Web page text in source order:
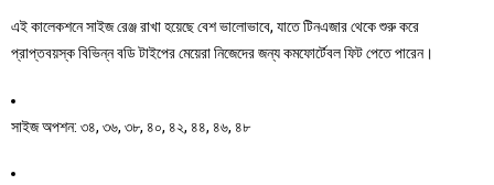
এই কালেকশনে সাইজ রেঞ্জ রাখা হয়েছে বেশ ভালোভাবে, যাতে টিনএজার থেকে শুরু করে
প্রাপ্তবয়স্ক বিভিন্ন বডি টাইপের মেয়েরা নিজেদের জন্য কমফোর্টেবল ফিট পেতে পারেন।
সাইজ অপশন: ৩৪, ৩৬, ৩৮, ৪০, ৪২, ৪৪, ৪৬, ৪৮